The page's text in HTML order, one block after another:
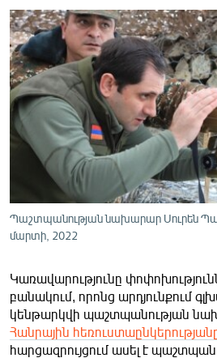
ՏԱՐԱԾԱՇՐՋԱՆ
ՄԻՋԱԶԳԱՅԻՆ
ՄՇԱԿՈՒՅԹ
ՍՊՈՐՏ
ՄԵԿՆԱԲԱՆՈՒԹՅՈՒՆ
ՏՏ ԵՒ ԻՆՏԵՐՆԵՏ
ԿՈՐՈՆԱՎԻՐՈՒՍ
ԱՐԽԻՎ
ՏԵՍԱՆՅՈՒԹԵՐ
ԲԱՆԱՎԵՃ
ՁԳՏԵԼՈՎ ԼԱՎԱԳՈՒՅՆԻՆ
ՓՈԴՔԱՍԹ
Պաշտպանության նախարար Սուրեն
մարտի, 2022
Կառավարությունը
բանակում, որոնց արդյունքում
կենթարկվի պաշտպանության
Հանրային
հարցազրույցում ասել է